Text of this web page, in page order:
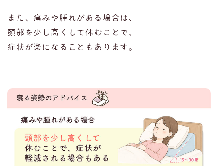
また、痛みや腫れがある場合は、
頭部を少し高くして休むことで、
症状が楽になることもあります。